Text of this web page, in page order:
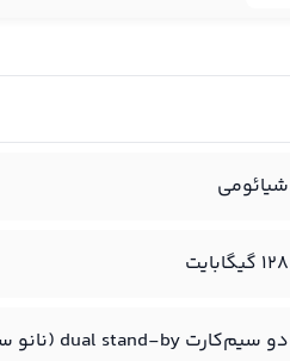
شیائومی
128 گیگابایت
دو سیم‌کارت dual stand-by (نانو سیم)